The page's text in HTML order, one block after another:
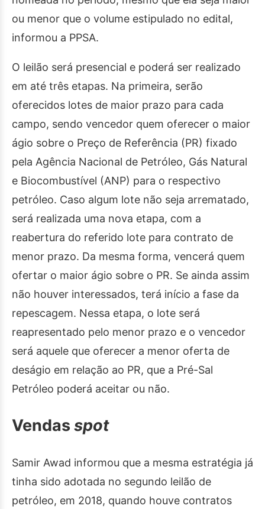
ou menor que o volume estipulado no edital,
informou a PPSA.
O leilão será presencial e poderá ser realizado
em até três etapas. Na primeira, serão
oferecidos lotes de maior prazo para cada
campo, sendo vencedor quem oferecer o maior
ágio sobre o Preço de Referência (PR) fixado
pela Agência Nacional de Petróleo, Gás Natural
e Biocombustível (ANP) para o respectivo
petróleo. Caso algum lote não seja arrematado,
será realizada uma nova etapa, com a
reabertura do referido lote para contrato de
menor prazo. Da mesma forma, vencerá quem
ofertar o maior ágio sobre o PR. Se ainda assim
não houver interessados, terá início a fase da
repescagem. Nessa etapa, o lote será
reapresentado pelo menor prazo e o vencedor
será aquele que oferecer a menor oferta de
deságio em relação ao PR, que a Pré-Sal
Petróleo poderá aceitar ou não.
Vendasspot
Samir Awad informou que a mesma estratégia já
tinha sido adotada no segundo leilão de
petróleo, em 2018, quando houve contratos